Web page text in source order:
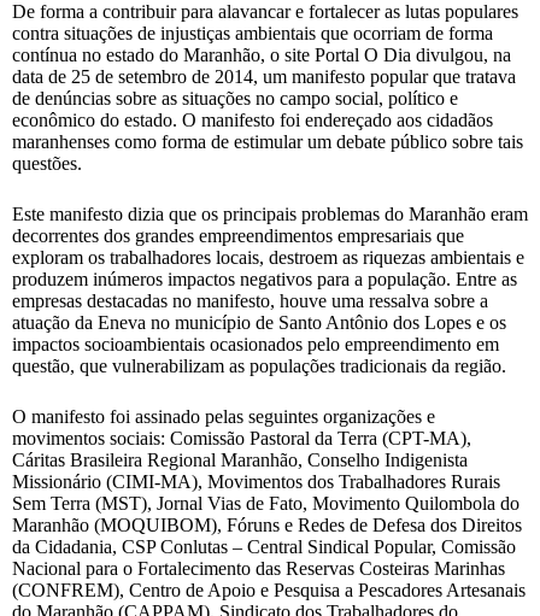
De forma a contribuir para alavancar e fortalecer as lutas populares
contra situações de injustiças ambientais que ocorriam de forma
contínua no estado do Maranhão, o site Portal O Dia divulgou, na
data de 25 de setembro de 2014, um manifesto popular que tratava
de denúncias sobre as situações no campo social, político e
econômico do estado. O manifesto foi endereçado aos cidadãos
maranhenses como forma de estimular um debate público sobre tais
questões.
Este manifesto dizia que os principais problemas do Maranhão eram
decorrentes dos grandes empreendimentos empresariais que
exploram os trabalhadores locais, destroem as riquezas ambientais e
produzem inúmeros impactos negativos para a população. Entre as
empresas destacadas no manifesto, houve uma ressalva sobre a
atuação da Eneva no município de Santo Antônio dos Lopes e os
impactos socioambientais ocasionados pelo empreendimento em
questão, que vulnerabilizam as populações tradicionais da região.
O manifesto foi assinado pelas seguintes organizações e
movimentos sociais: Comissão Pastoral da Terra (CPT-MA),
Cáritas Brasileira Regional Maranhão, Conselho Indigenista
Missionário (CIMI-MA), Movimentos dos Trabalhadores Rurais
Sem Terra (MST), Jornal Vias de Fato, Movimento Quilombola do
Maranhão (MOQUIBOM), Fóruns e Redes de Defesa dos Direitos
da Cidadania, CSP Conlutas – Central Sindical Popular, Comissão
Nacional para o Fortalecimento das Reservas Costeiras Marinhas
(CONFREM), Centro de Apoio e Pesquisa a Pescadores Artesanais